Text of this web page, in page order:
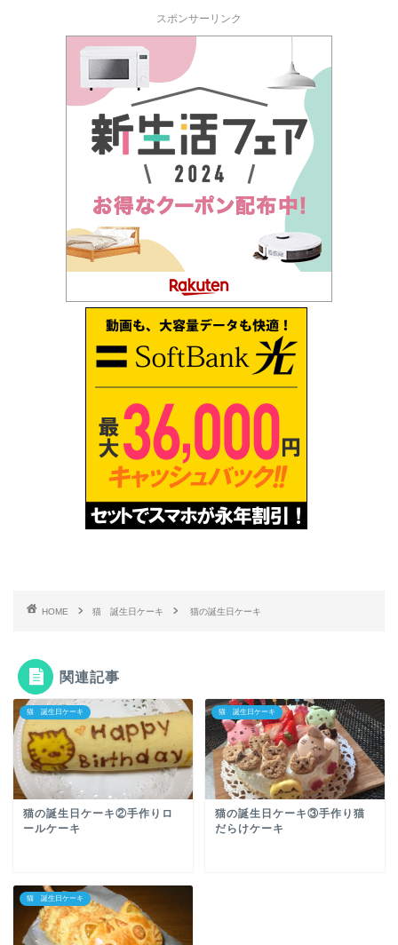
スポンサーリンク
HOME 猫 誕生日ケーキ 猫の誕生日ケーキ
関連記事
猫 誕生日ケーキ
猫の誕生日ケーキ②手作りロ
ールケーキ
猫 誕生日ケーキ
猫の誕生日ケーキ③手作り猫
だらけケーキ
猫 誕生日ケーキ